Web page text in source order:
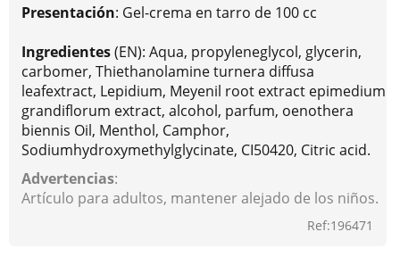
Presentación: Gel-crema en tarro de 100 cc
Ingredientes(EN): Aqua, propyleneglycol, glycerin,
carbomer, Thiethanolamine turnera diffusa
leafextract, Lepidium, Meyenil root extract epimedium
grandiflorum extract, alcohol, parfum, oenothera
biennis Oil, Menthol, Camphor,
Sodiumhydroxymethylglycinate, CI50420, Citric acid.
Advertencias:
Artículo para adultos, mantener alejado de los niños.
Ref:196471